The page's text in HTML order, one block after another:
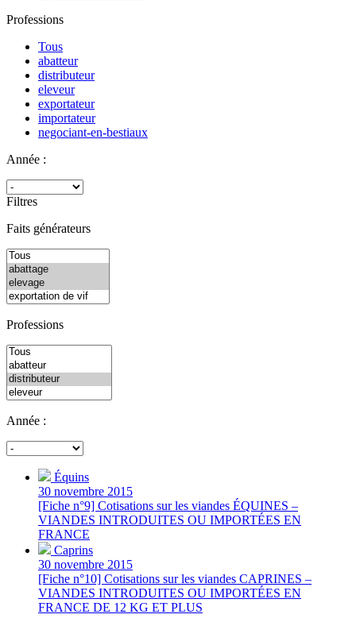
Professions
Tous
abatteur
distributeur
eleveur
exportateur
importateur
negociant-en-bestiaux
Année :
Filtres
Faits générateurs
Professions
Année :
Équins
30 novembre 2015
[Fiche n°9] Cotisations sur les viandes ÉQUINES –
VIANDES INTRODUITES OU IMPORTÉES EN
FRANCE
Caprins
30 novembre 2015
[Fiche n°10] Cotisations sur les viandes CAPRINES –
VIANDES INTRODUITES OU IMPORTÉES EN
FRANCE DE 12 KG ET PLUS